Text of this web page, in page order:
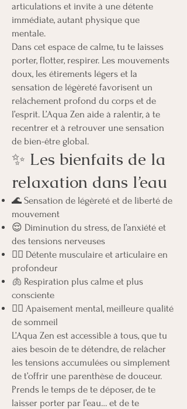
articulations et invite à une détente
immédiate, autant physique que
mentale.
Dans cet espace de calme, tu te laisses
porter, flotter, respirer. Les mouvements
doux, les étirements légers et la
sensation de légèreté favorisent un
relâchement profond du corps et de
l’esprit. L’Aqua Zen aide à ralentir, à te
recentrer et à retrouver une sensation
de bien-être global.
✨ Les bienfaits de la
relaxation dans l’eau
🌊 Sensation de légèreté et de liberté de
mouvement
😌 Diminution du stress, de l’anxiété et
des tensions nerveuses
💆‍♀️ Détente musculaire et articulaire en
profondeur
🫁 Respiration plus calme et plus
consciente
🧘‍♀️ Apaisement mental, meilleure qualité
de sommeil
L’Aqua Zen est accessible à tous, que tu
aies besoin de te détendre, de relâcher
les tensions accumulées ou simplement
de t’offrir une parenthèse de douceur.
Prends le temps de te déposer, de te
laisser porter par l’eau… et de te